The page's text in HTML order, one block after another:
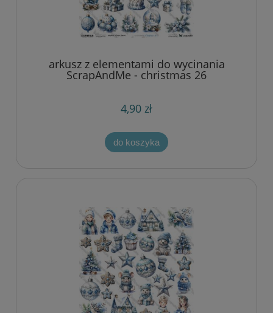
arkusz z elementami do wycinania
ScrapAndMe - christmas 26
4,90 zł
do koszyka